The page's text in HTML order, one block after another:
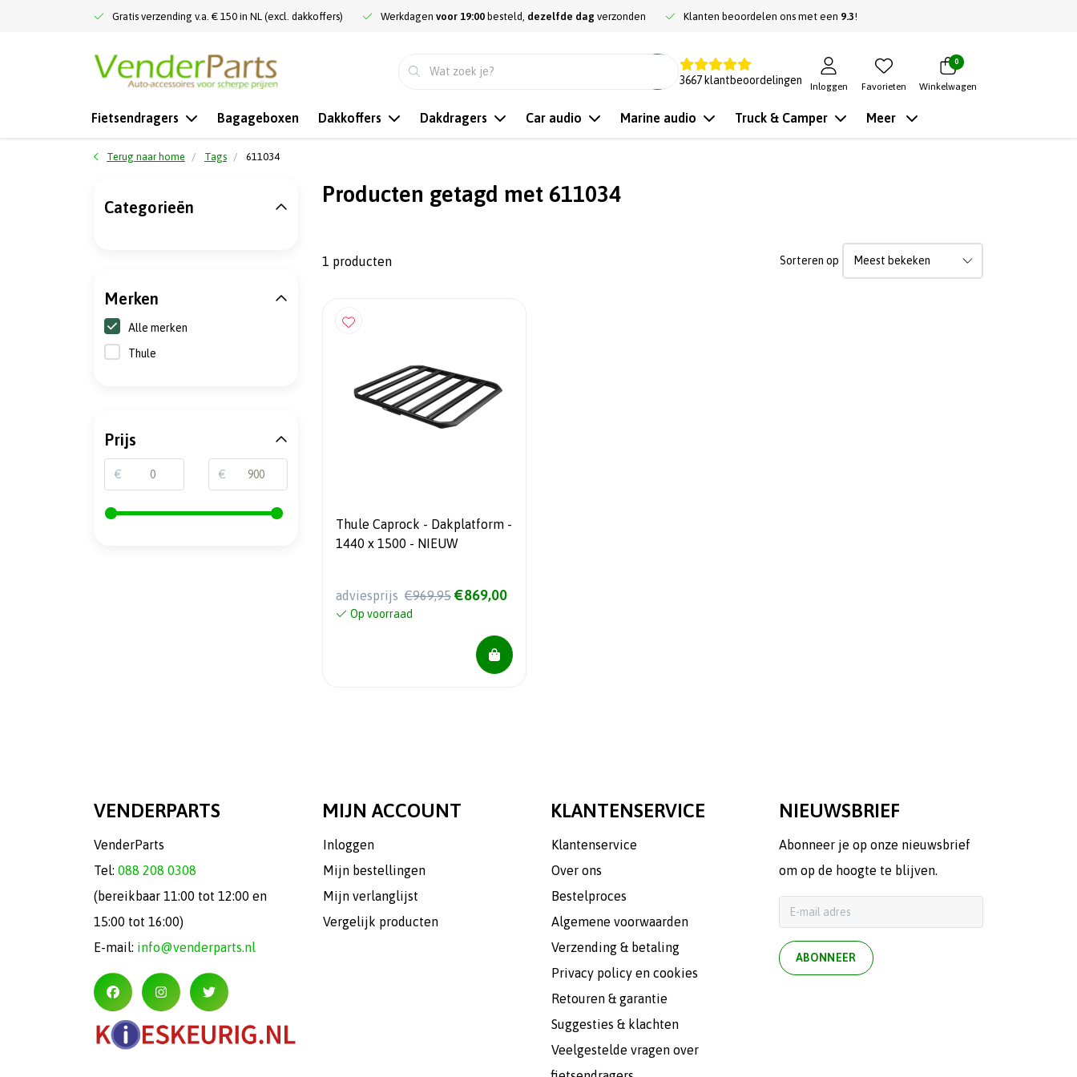
Gratis verzending v.a. € 150 in NL (excl. dakkoffers) Werkdagen voor 19:00 besteld, dezelfde dag verzonden Klanten beoordelen ons met een 9.3!
3667 klantbeoordelingen
Inloggen Favorieten
0
Winkelwagen
Fietsendragers Bagageboxen Dakkoffers Dakdragers Car audio Marine audio Truck & Camper Meer
Terug naar home Tags 611034
Producten getagd met 611034
1 producten Sorteren op
Thule Caprock - Dakplatform -
1440 x 1500 - NIEUW
adviesprijs €969,95 €869,00
Op voorraad
Categorieën
Merken
Alle merken
Thule
Prijs
€ €
VENDERPARTS
VenderParts
Tel: 088 208 0308
(bereikbaar 11:00 tot 12:00 en
15:00 tot 16:00)
E-mail: info@venderparts.nl
MIJN ACCOUNT
Inloggen
Mijn bestellingen
Mijn verlanglijst
Vergelijk producten
KLANTENSERVICE
Klantenservice
Over ons
Bestelproces
Algemene voorwaarden
Verzending & betaling
Privacy policy en cookies
Retouren & garantie
Suggesties & klachten
Veelgestelde vragen over
NIEUWSBRIEF
Abonneer je op onze nieuwsbrief
om op de hoogte te blijven.
ABONNEER